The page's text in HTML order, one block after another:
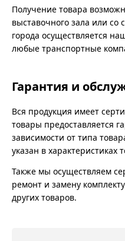
Получение товара
выставочного зала или со
города осуществляется
любые транспортные
Гарантия и
Вся продукция имеет
товары предоставляется
зависимости от типа
указан в характеристиках
Также мы осуществляем
ремонт и замену
других товаров.